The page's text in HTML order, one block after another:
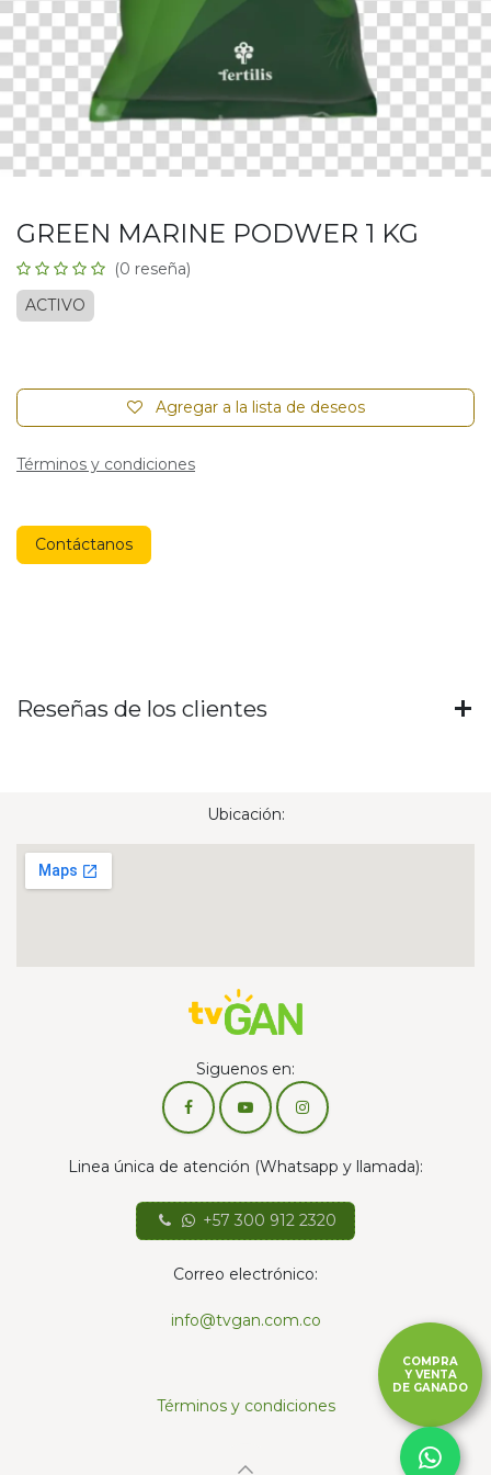
GREEN MARINE PODWER 1 KG
(0 reseña)
ACTIVO
Agregar a la lista de deseos
Términos y condiciones
Contáctanos
Reseñas de los clientes
Ubicación:
Siguenos en:
Linea única de atención (Whatsapp y llamada):
+57 300 912 2320
Correo electrónico:
info@tvgan.com.co
Términos y condiciones
COMPRA
Y VENTA
DE GANADO